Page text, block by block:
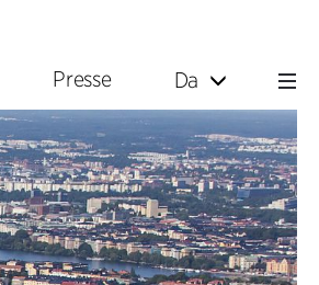
Presse Da